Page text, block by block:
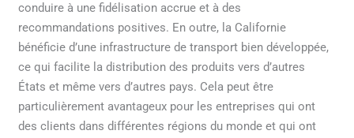
conduire à une fidélisation accrue et à des
recommandations positives. En outre, la Californie
bénéficie d’une infrastructure de transport bien développée,
ce qui facilite la distribution des produits vers d’autres
États et même vers d’autres pays. Cela peut être
particulièrement avantageux pour les entreprises qui ont
des clients dans différentes régions du monde et qui ont